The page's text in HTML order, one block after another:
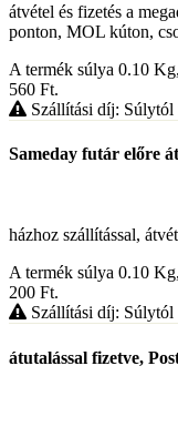
átvétel és fizetés a
ponton, MOL kúton,
A termék súlya 0.10 Kg
560 Ft.
Szállítási díj: Súlytól
Sameday futár előre
házhoz szállítással,
A termék súlya 0.10 Kg
200 Ft.
Szállítási díj: Súlytól
átutalással fizetve,